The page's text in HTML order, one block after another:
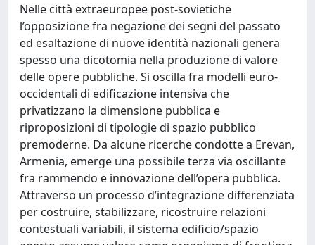
Nelle città extraeuropee post-sovietiche
l’opposizione fra negazione dei segni del passato
ed esaltazione di nuove identità nazionali genera
spesso una dicotomia nella produzione di valore
delle opere pubbliche. Si oscilla fra modelli euro-
occidentali di edificazione intensiva che
privatizzano la dimensione pubblica e
riproposizioni di tipologie di spazio pubblico
premoderne. Da alcune ricerche condotte a Erevan,
Armenia, emerge una possibile terza via oscillante
fra rammendo e innovazione dell’opera pubblica.
Attraverso un processo d’integrazione differenziata
per costruire, stabilizzare, ricostruire relazioni
contestuali variabili, il sistema edificio/spazio